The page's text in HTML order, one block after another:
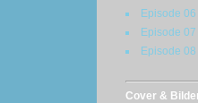
Episode
Episode
Episode
Cover &